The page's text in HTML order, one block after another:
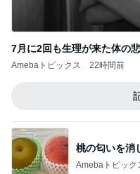
どこに消えた
Amebaトピック
Amebaトピック